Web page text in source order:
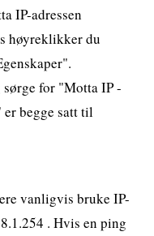
IP-adressen
høyreklikker du
for "Motta IP -
er begge satt til
vanligvis bruke IP-
. Hvis en ping